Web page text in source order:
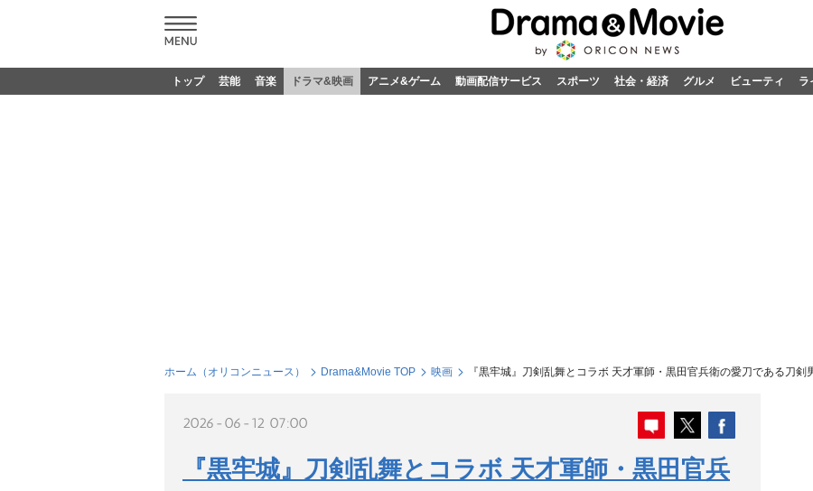
トップ 芸能 音楽 ドラマ&映画 アニメ&ゲーム 動画配信サービス スポーツ 社会・経済 グルメ ビューティ ラ
ホーム（オリコンニュース） Drama&Movie TOP 映画 『黒牢城』刀剣乱舞とコラボ 天才軍師・黒田官兵衛の愛刀である刀剣
2026-06-12 07:00
『黒牢城』刀剣乱舞とコラボ 天才軍師・黒田官兵